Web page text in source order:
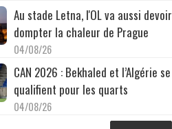
Au stade Letna, l'OL va aussi devoir
dompter la chaleur de Prague
04/08/26
CAN 2026 : Bekhaled et l’Algérie se
qualifient pour les quarts
04/08/26